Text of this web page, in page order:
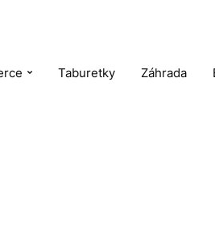
Taburetky Záhrada